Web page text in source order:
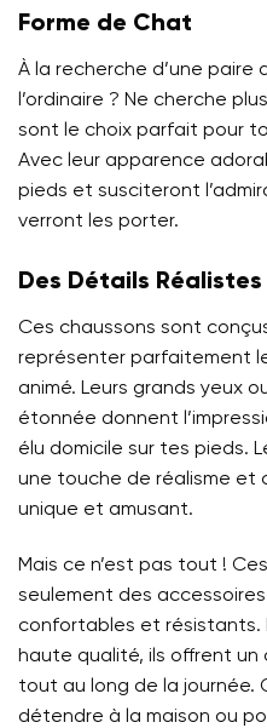
Forme de Chat
À la recherche d’une paire
l’ordinaire ? Ne cherche
sont le choix parfait pour
Avec leur apparence
pieds et susciteront
verront les porter.
Des Détails
Ces chaussons sont
représenter parfaitement
animé. Leurs grands yeux
étonnée donnent
élu domicile sur tes pieds.
une touche de réalisme et
unique et amusant.
Mais ce n’est pas tout !
seulement des
confortables et résistants.
haute qualité, ils offrent
tout au long de la journée.
détendre à la maison ou